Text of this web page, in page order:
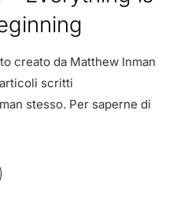
creato da Matthew Inman
scritti
stesso. Per saperne di